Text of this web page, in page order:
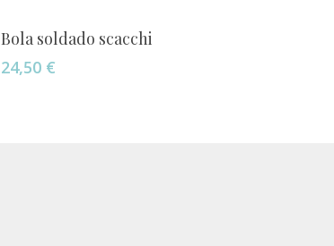
Añadir Al Carrito
Bola soldado scacchi
24,50 €